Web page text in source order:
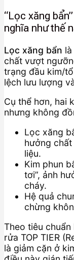
“Lọc xăng
nghĩa như thế
Lọc xăng bẩn
chất vượt
trạng đầu kim/
lệch lưu lượng
Cụ thể hơn, hai
nhưng không
Lọc xăng
hưởng
liệu.
Kim phun
tơi”, ảnh
cháy.
Hệ quả
chừng
Theo tiêu
rửa TOP TIER
là giảm cặn ở